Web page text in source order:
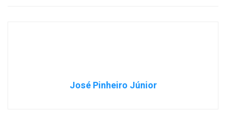
José Pinheiro Júnior